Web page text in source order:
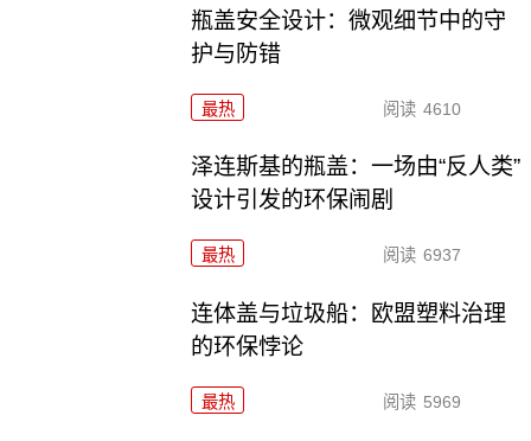
瓶盖安全设计：微观细节中的守
护与防错
最热 阅读 4610
泽连斯基的瓶盖：一场由“反人类”
设计引发的环保闹剧
最热 阅读 6937
连体盖与垃圾船：欧盟塑料治理
的环保悖论
最热 阅读 5969